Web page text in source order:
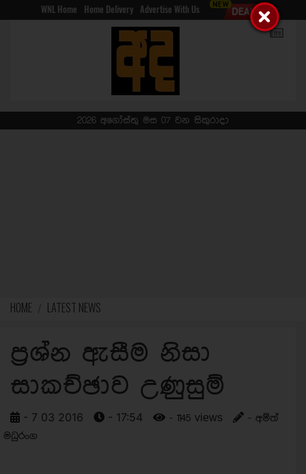
WNL Home Home Delivery Advertise With Us
2026 අගෝස්තු මස 07 වන සිකුරාදා
HOME LATEST NEWS
ප්‍රශ්න ඇසීම නිසා
සාකච්ඡාව උණුසුම්
- 7 03 2016 - 17:54 - 1145 views
- අම්ත්
මධුරංග